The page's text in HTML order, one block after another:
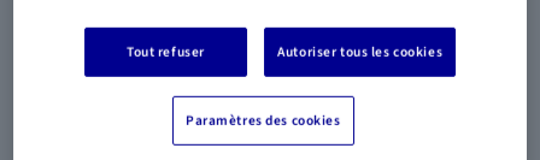
VOYAGEZ SANS LIMITE
Une seule assurance pour couvrir tous vos voyages de
l'année et pour toute votre famille.
Tout refuser Autoriser tous les cookies
Paramètres des cookies